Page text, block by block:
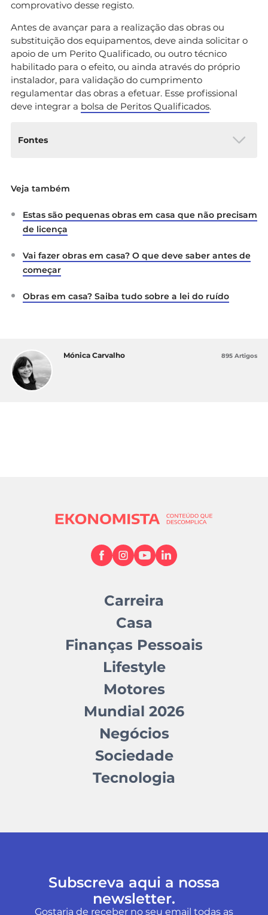
comprovativo desse registo.
Antes de avançar para a realização das obras ou
substituição dos equipamentos, deve ainda solicitar o
apoio de um Perito Qualificado, ou outro técnico
habilitado para o efeito, ou ainda através do próprio
instalador, para validação do cumprimento
regulamentar das obras a efetuar. Esse profissional
deve integrar a bolsa de Peritos Qualificados.
Fontes
atribuição de incentivos – Programa de
Veja também
Estas são pequenas obras em casa que não precisam
de licença
Vai fazer obras em casa? O que deve saber antes de
começar
Obras em casa? Saiba tudo sobre a lei do ruído
Mónica Carvalho 895 Artigos
Carreira
Casa
Finanças Pessoais
Lifestyle
Motores
Mundial 2026
Negócios
Sociedade
Tecnologia
Subscreva aqui a nossa
newsletter.
Gostaria de receber no seu email todas as